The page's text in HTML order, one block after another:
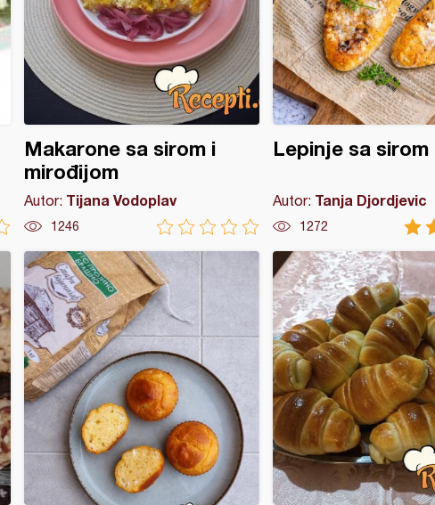
Makarone sa sirom i
mirođijom
Autor: Tijana Vodoplav
1246
Lepinje sa sirom
Autor: Tanja Djordjevic
1272